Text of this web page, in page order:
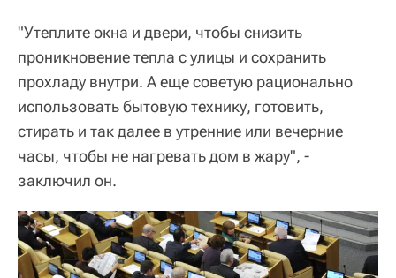
"Утеплите окна и двери, чтобы снизить
проникновение тепла с улицы и сохранить
прохладу внутри. А еще советую рационально
использовать бытовую технику, готовить,
стирать и так далее в утренние или вечерние
часы, чтобы не нагревать дом в жару", -
заключил он.